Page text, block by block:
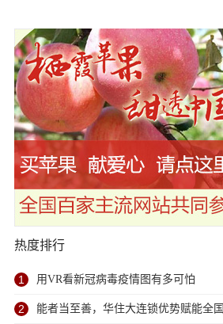
热度排行
1 用VR看新冠病毒疫情图有多可怕
2 能者当至善，华住大连锁优势赋能全国